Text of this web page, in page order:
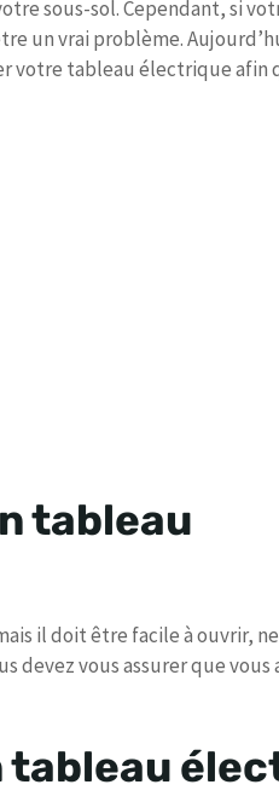
sous-sol. Cependant, si
un vrai problème.
votre tableau électrique afin
tableau
il doit être facile à ouvrir,
vous assurer que vous
tableau